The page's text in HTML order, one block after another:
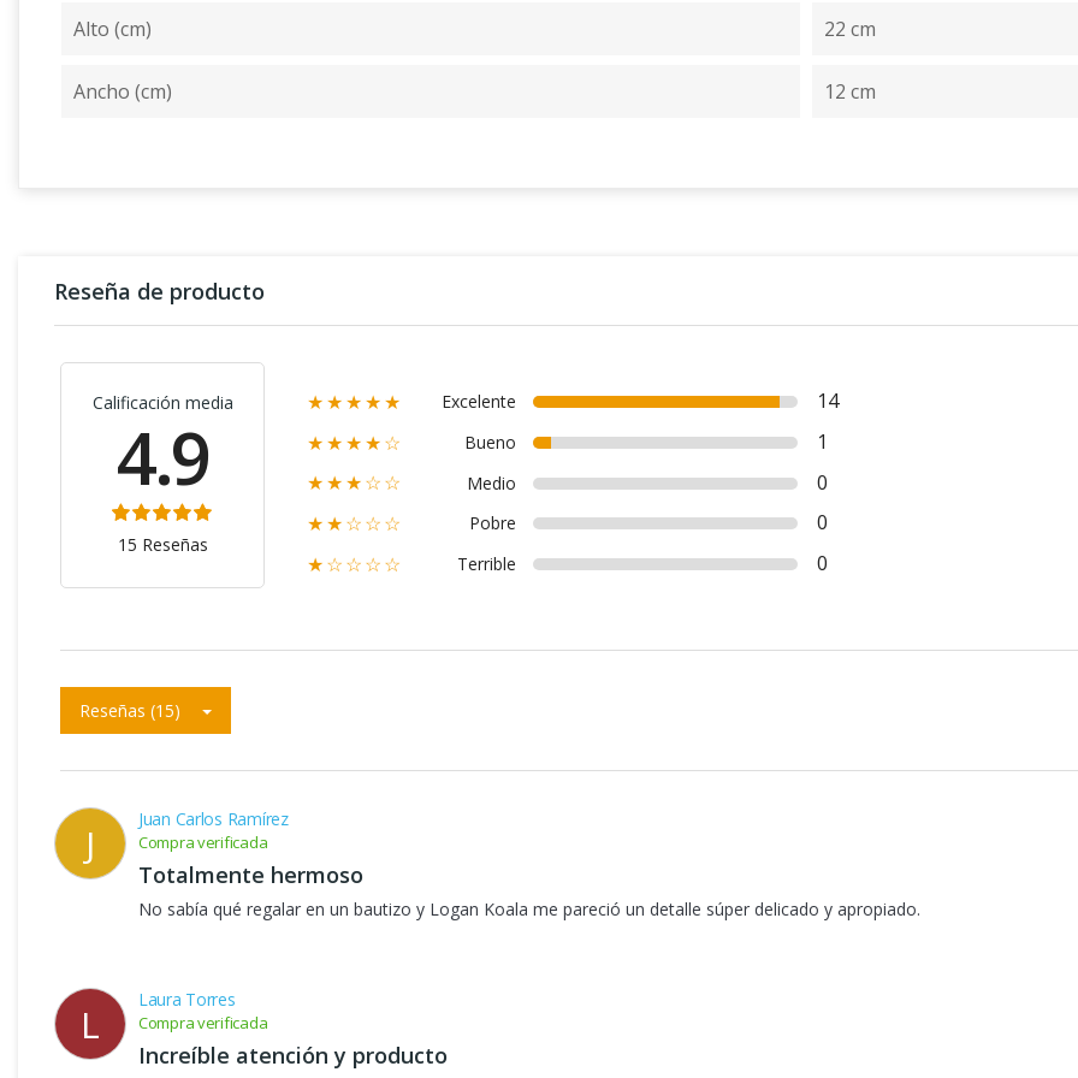
Alto (cm) 22 cm
Ancho (cm) 12 cm
Reseña de producto
Calificación media
4.9
15 Reseñas
★★★★★ Excelente 14
★★★★☆ Bueno 1
★★★☆☆ Medio 0
★★☆☆☆ Pobre 0
★☆☆☆☆ Terrible 0
Reseñas (15)
J
Juan Carlos Ramírez
Compra verificada
Totalmente hermoso
No sabía qué regalar en un bautizo y Logan Koala me pareció un detalle súper delicado y apropiado.
L
Laura Torres
Compra verificada
Increíble atención y producto